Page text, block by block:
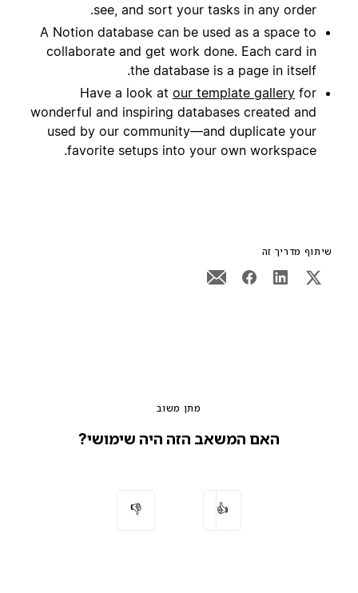
see, and sort your tasks in any order.
A Notion database can be used as a space to
collaborate and get work done. Each card in
the database is a page in itself.
Have a look at our template gallery for
wonderful and inspiring databases created and
used by our community—and duplicate your
favorite setups into your own workspace.
שיתוף מדריך זה
מתן משוב
האם המשאב הזה היה שימושי?
👍
👎